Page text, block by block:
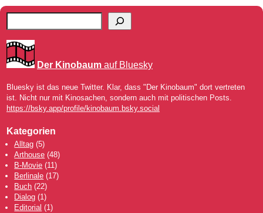
Der Kinobaum auf Bluesky
Bluesky ist das neue Twitter. Klar, dass "Der Kinobaum" dort vertreten
ist. Nicht nur mit Kinosachen, sondern auch mit politischen Posts.
https://bsky.app/profile/kinobaum.bsky.social
Kategorien
Alltag (5)
Arthouse (48)
B-Movie (11)
Berlinale (17)
Buch (22)
Dialog (1)
Editorial (1)